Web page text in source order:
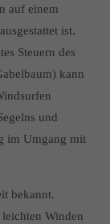
auf einem
ist.
Steuern des
kann
und
im Umgang mit
bekannt.
Winden